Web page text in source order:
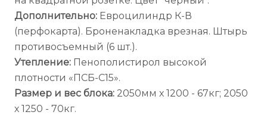
Дополнительно: Евроцилиндр К-В
(перфокарта). Броненакладка врезная. Штырь
противосъемный (6 шт.).
Утепление: Пенополистирол высокой
плотности «ПСБ-С15».
Размер и вес блока: 2050мм х 1200 - 67кг; 2050
х 1250 - 70кг.